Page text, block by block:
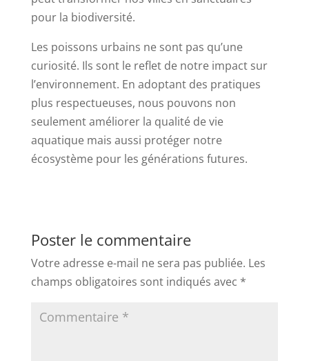
pour la biodiversité.
Les poissons urbains ne sont pas qu’une
curiosité. Ils sont le reflet de notre impact sur
l’environnement. En adoptant des pratiques
plus respectueuses, nous pouvons non
seulement améliorer la qualité de vie
aquatique mais aussi protéger notre
écosystème pour les générations futures.
Poster le commentaire
Votre adresse e-mail ne sera pas publiée. Les
champs obligatoires sont indiqués avec *